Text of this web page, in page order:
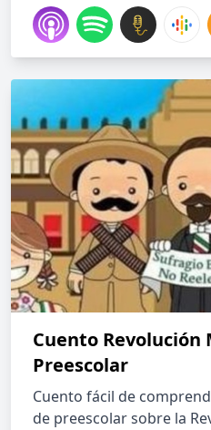
Cuento Revolución
Preescolar
Cuento fácil de
de preescolar sobre la